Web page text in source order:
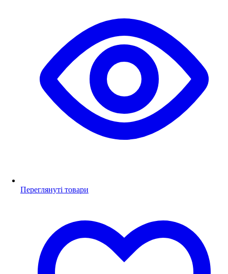
Переглянуті товари